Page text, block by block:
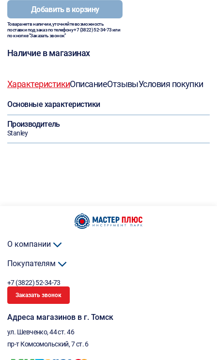
Добавить в корзину
Товара нет в наличии, уточняйте возможность
поставки под заказ по телефону+7 (3822) 52-34-73или
по кнопке "Заказать звонок"
Наличие в магазинах
ХарактеристикиОписаниеОтзывыУсловия покупки
Основные характеристики
Производитель
Stanley
О компании
Покупателям
+7 (3822) 52-34-73
Заказать звонок
Адреса магазинов в г. Томск
ул. Шевченко, 44 ст. 46
пр-т Комсомольский, 7 ст. 6